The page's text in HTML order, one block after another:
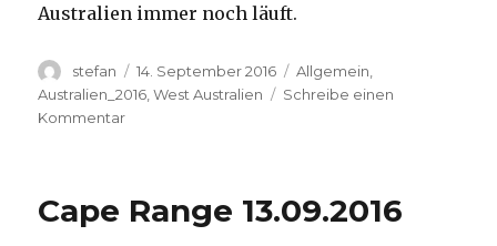
Australien immer noch läuft.
Autor
stefan
Veröffentlicht
am
14. September 2016 Kategorien
Allgemein
Australien_2016 ,West Australien
Schreibe einen
Kommentarzu
Cape Range 13.09.2016